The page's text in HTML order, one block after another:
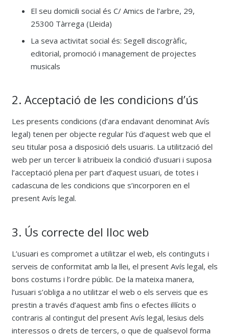
El seu domicili social és C/ Amics de l’arbre, 29,
25300 Tàrrega (Lleida)
La seva activitat social és: Segell discogràfic,
editorial, promoció i management de projectes
musicals
2. Acceptació de les condicions d’ús
Les presents condicions (d’ara endavant denominat Avís
legal) tenen per objecte regular l’ús d’aquest web que el
seu titular posa a disposició dels usuaris. La utilització del
web per un tercer li atribueix la condició d’usuari i suposa
l’acceptació plena per part d’aquest usuari, de totes i
cadascuna de les condicions que s’incorporen en el
present Avís legal.
3. Ús correcte del lloc web
L’usuari es compromet a utilitzar el web, els continguts i
serveis de conformitat amb la llei, el present Avís legal, els
bons costums i l’ordre públic. De la mateixa manera,
l’usuari s’obliga a no utilitzar el web o els serveis que es
prestin a través d’aquest amb fins o efectes il·lícits o
contraris al contingut del present Avís legal, lesius dels
interessos o drets de tercers, o que de qualsevol forma